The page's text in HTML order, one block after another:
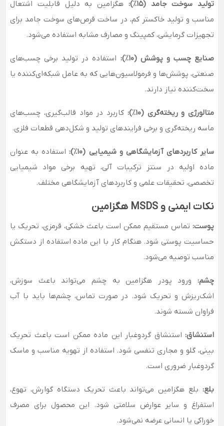
تولید سوخت جامد (۱۵٪):
هگزامین به دلیل قابلیت اشتعال
مناسب و تولید خاکستر کم، در ساخت قرص‌های سوخت جامد برای
تجهیزات گرمایشی، کمپینگ و مصارف مشابه استفاده می‌شود.
صنایع چسب و پوشش (۱۰٪):
استفاده در تولید برخی چسب‌های
صنعتی، پوشش‌ها و فرمولاسیون‌هایی که به عامل شبکه‌ای‌کننده یا
سخت‌کننده نیاز دارند.
متالورژی و ریخته‌گری (۱۰٪):
کاربرد در مواد قالب‌گیری، چسب‌های
ماسه ریخته‌گری و برخی فرایندهای تولید و شکل‌دهی قطعات فلزی.
سایر کاربردهای آزمایشگاهی و شیمیایی (۱۰٪):
استفاده به عنوان
ماده اولیه در سنتز ترکیبات آلی، تهیه برخی مواد شیمیایی
تخصصی، تحقیقات علمی و کاربردهای آزمایشگاهی مختلف.
نکات ایمنی و MSDS هگزامین
پوست: تماس مستقیم ممکن است باعث خشکی، قرمزی، تحریک یا
حساسیت پوستی شود. هنگام کار با این ماده استفاده از دستکش
مناسب توصیه می‌شود.
چشم: ورود پودر هگزامین به چشم می‌تواند باعث سوزش،
اشک‌ریزش و تحریک شود. در صورت تماس، چشم‌ها باید با آب
فراوان شسته شوند.
استنشاق: استنشاق گردوغبار این ماده ممکن است باعث تحریک
بینی، گلو و مجاری تنفسی شود. استفاده از تهویه مناسب و ماسک
گردوغبار ضروری است.
بلع: بلع هگزامین می‌تواند باعث تحریک دستگاه گوارش، تهوع،
استفراغ و سایر عوارض سلامتی شود. این محصول برای مصرف
خوراکی یا انسانی عرضه نمی‌شود.